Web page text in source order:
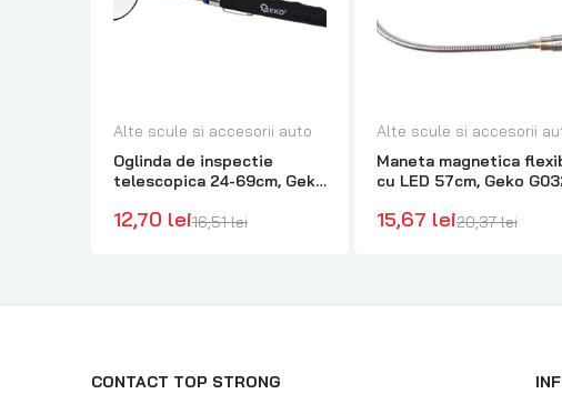
Alte scule si accesorii auto
Oglinda de inspectie
telescopica 24-69cm, Geko
12,70 lei16,51 lei
Alte scule si accesorii
Maneta magnetica
cu LED 57cm, Geko
15,67 lei20,37 lei
CONTACT TOP STRONG